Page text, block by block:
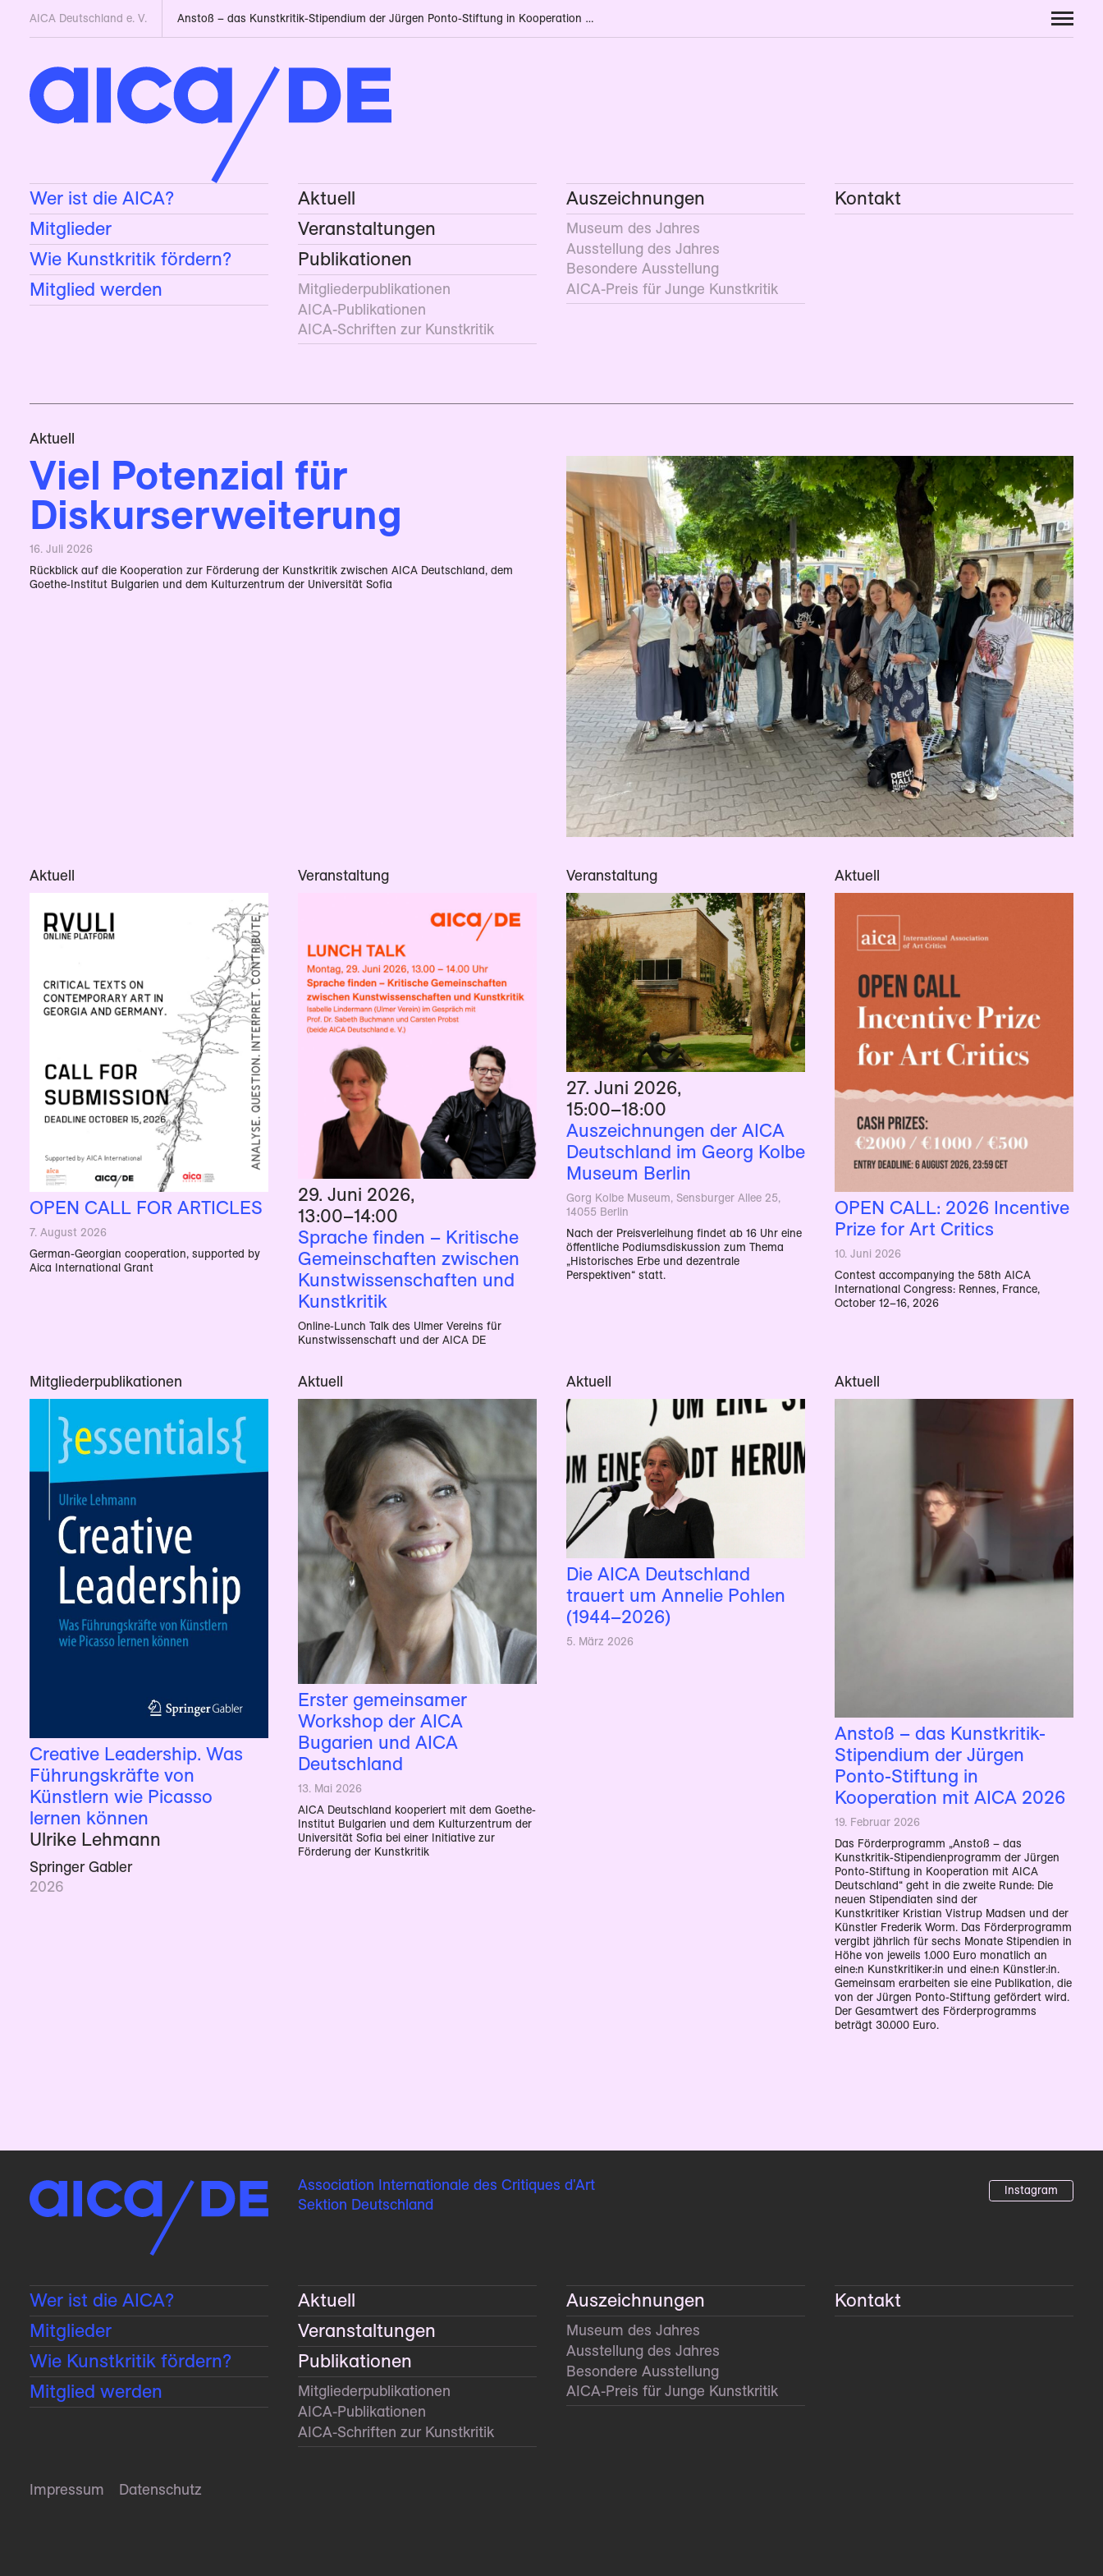
Wer ist die AICA?
Mitglieder
Wie Kunstkritik fördern?
Mitglied werden
Aktuell
Veranstaltungen
Publikationen
Mitglieder­publikationen
AICA-Publikationen
AICA-Schriften zur Kunstkritik
Auszeichnungen
Museum des Jahres
Ausstellung des Jahres
Besondere Ausstellung
AICA-Preis für Junge Kunstkritik
Kontakt
Aktuell
Viel Potenzial für
Diskurserweiterung
16. Juli 2026
Rückblick auf die Kooperation zur Förderung der Kunstkritik zwischen AICA Deutschland, dem
Goethe-Institut Bulgarien und dem Kulturzentrum der Universität Sofia
Aktuell
OPEN CALL FOR ARTICLES
7. August 2026
German-Georgian cooperation, supported by
Aica International Grant
Veranstaltung
29. Juni 2026,
13:00–14:00
Sprache finden – Kritische
Gemeinschaften zwischen
Kunstwissenschaften und
Kunstkritik
Online-Lunch Talk des Ulmer Vereins für
Kunstwissenschaft und der AICA DE
Veranstaltung
27. Juni 2026,
15:00–18:00
Auszeichnungen der AICA
Deutschland im Georg Kolbe
Museum Berlin
Gorg Kolbe Museum, Sensburger Allee 25,
14055 Berlin
Nach der Preisverleihung findet ab 16 Uhr eine
öffentliche Podiumsdiskussion zum Thema
„Historisches Erbe und dezentrale
Perspektiven“ statt.
Aktuell
OPEN CALL: 2026 Incentive
Prize for Art Critics
10. Juni 2026
Contest accompanying the 58th AICA
International Congress: Rennes, France,
October 12–16, 2026
Mitgliederpublikationen
Creative Leadership. Was
Führungskräfte von
Künstlern wie Picasso
lernen können
Ulrike Lehmann
Springer Gabler
2026
Aktuell
Erster gemeinsamer
Workshop der AICA
Bugarien und AICA
Deutschland
13. Mai 2026
AICA Deutschland kooperiert mit dem Goethe-
Institut Bulgarien und dem Kulturzentrum der
Universität Sofia bei einer Initiative zur
Förderung der Kunstkritik
Aktuell
Die AICA Deutschland
trauert um Annelie Pohlen
(1944–2026)
5. März 2026
Aktuell
Anstoß – das Kunstkritik-
Stipendium der Jürgen
Ponto-Stiftung in
Kooperation mit AICA 2026
19. Februar 2026
Das Förderprogramm „Anstoß – das
Kunstkritik-Stipendienprogramm der Jürgen
Ponto-Stiftung in Kooperation mit AICA
Deutschland“ geht in die zweite Runde: Die
neuen Stipendiaten sind der
Kunstkritiker Kristian Vistrup Madsen und der
Künstler Frederik Worm. Das Förderprogramm
vergibt jährlich für sechs Monate Stipendien in
Höhe von jeweils 1.000 Euro monatlich an
eine:n Kunstkritiker:in und eine:n Künstler:in.
Gemeinsam erarbeiten sie eine Publikation, die
von der Jürgen Ponto-Stiftung gefördert wird.
Der Gesamtwert des Förderprogramms
beträgt 30.000 Euro.
AICA Deutschland e. V. Anstoß – das Kunstkritik-Stipendium der Jürgen Ponto-Stiftung in Kooperation mit AICA 2026
Association Internationale des Critiques d'Art
Sektion Deutschland
Instagram
Wer ist die AICA?
Mitglieder
Wie Kunstkritik fördern?
Mitglied werden
Aktuell
Veranstaltungen
Publikationen
Mitglieder­publikationen
AICA-Publikationen
AICA-Schriften zur Kunstkritik
Auszeichnungen
Museum des Jahres
Ausstellung des Jahres
Besondere Ausstellung
AICA-Preis für Junge Kunstkritik
Kontakt
Impressum Datenschutz